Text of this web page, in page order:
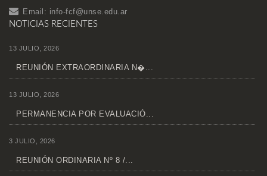
Email: info-fcf@unse.edu.ar
NOTICIAS RECIENTES
13 JULIO, 2026
REUNIÓN EXTRAORDINARIA N�...
13 JULIO, 2026
PERMANENCIA POR EVALUACIÓ...
3 JULIO, 2026
REUNIÓN ORDINARIA Nº 8 /...